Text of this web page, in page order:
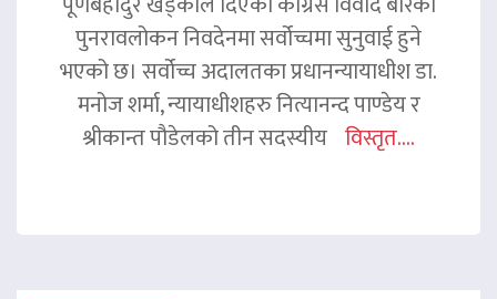
पुनरावलोकन निवदेनमा सर्वोच्चमा सुनुवाई हुने
भएको छ। सर्वोच्च अदालतका प्रधानन्यायाधीश डा.
मनोज शर्मा, न्यायाधीशहरु नित्यानन्द पाण्डेय र
श्रीकान्त पौडेलको तीन सदस्यीय विस्तृत....